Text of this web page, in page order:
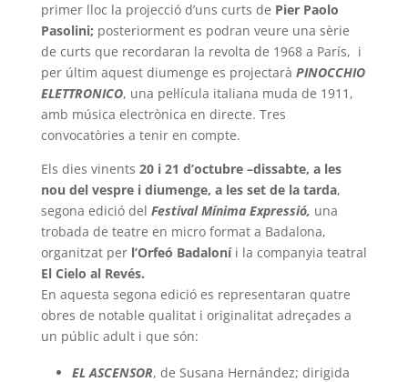
primer lloc la projecció d’uns curts de Pier Paolo
Pasolini; posteriorment es podran veure una sèrie
de curts que recordaran la revolta de 1968 a París, i
per últim aquest diumenge es projectarà PINOCCHIO
ELETTRONICO, una pel·lícula italiana muda de 1911,
amb música electrònica en directe. Tres
convocatòries a tenir en compte.
Els dies vinents 20 i 21 d’octubre –dissabte, a les
nou del vespre i diumenge, a les set de la tarda,
segona edició del Festival Mínima Expressió, una
trobada de teatre en micro format a Badalona,
organitzat per l’Orfeó Badaloníi la companyia teatral
El Cielo al Revés.
En aquesta segona edició es representaran quatre
obres de notable qualitat i originalitat adreçades a
un públic adult i que són:
EL ASCENSOR, de Susana Hernández; dirigida